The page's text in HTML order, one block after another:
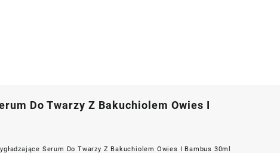
Do Twarzy Z Bakuchiolem Owies I
Serum Do Twarzy Z Bakuchiolem Owies I Bambus 30ml